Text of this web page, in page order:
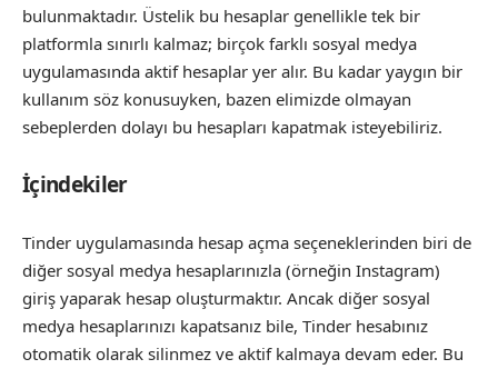
bulunmaktadır. Üstelik bu hesaplar genellikle tek bir
platformla sınırlı kalmaz; birçok farklı sosyal medya
uygulamasında aktif hesaplar yer alır. Bu kadar yaygın bir
kullanım söz konusuyken, bazen elimizde olmayan
sebeplerden dolayı bu hesapları kapatmak isteyebiliriz.
İçindekiler
Tinder uygulamasında hesap açma seçeneklerinden biri de
diğer sosyal medya hesaplarınızla (örneğin Instagram)
giriş yaparak hesap oluşturmaktır. Ancak diğer sosyal
medya hesaplarınızı kapatsanız bile, Tinder hesabınız
otomatik olarak silinmez ve aktif kalmaya devam eder. Bu